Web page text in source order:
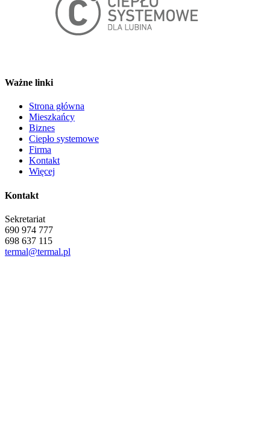
Ważne linki
Strona główna
Mieszkańcy
Biznes
Ciepło systemowe
Firma
Kontakt
Więcej
Kontakt
Sekretariat
690 974 777
698 637 115
termal@termal.pl